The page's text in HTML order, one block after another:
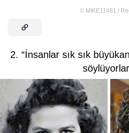
© MIKE11481 /
2. “İnsanlar sık sık